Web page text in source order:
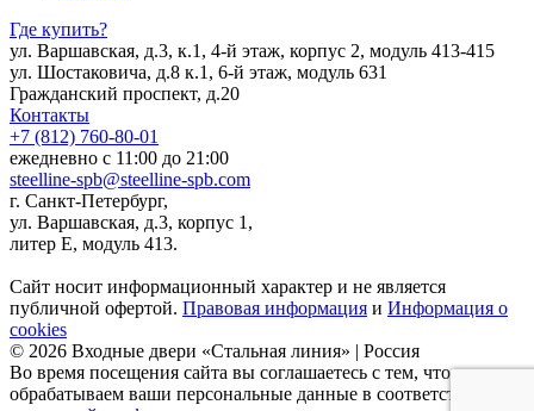
Где купить?
ул. Варшавская, д.3, к.1, 4-й этаж, корпус 2, модуль 413-415
ул. Шостаковича, д.8 к.1, 6-й этаж, модуль 631
Гражданский проспект, д.20
Контакты
+7 (812) 760-80-01
ежедневно с 11:00 до 21:00
steelline-spb@steelline-spb.com
г. Санкт-Петербург,
ул. Варшавская, д.3, корпус 1,
литер Е, модуль 413.
Сайт носит информационный характер и не является
публичной офертой. Правовая информация и Информация о
cookies
© 2026 Входные двери «Стальная линия» | Россия
Во время посещения сайта вы соглашаетесь с тем, что мы
обрабатываем ваши персональные данные в соответствии с